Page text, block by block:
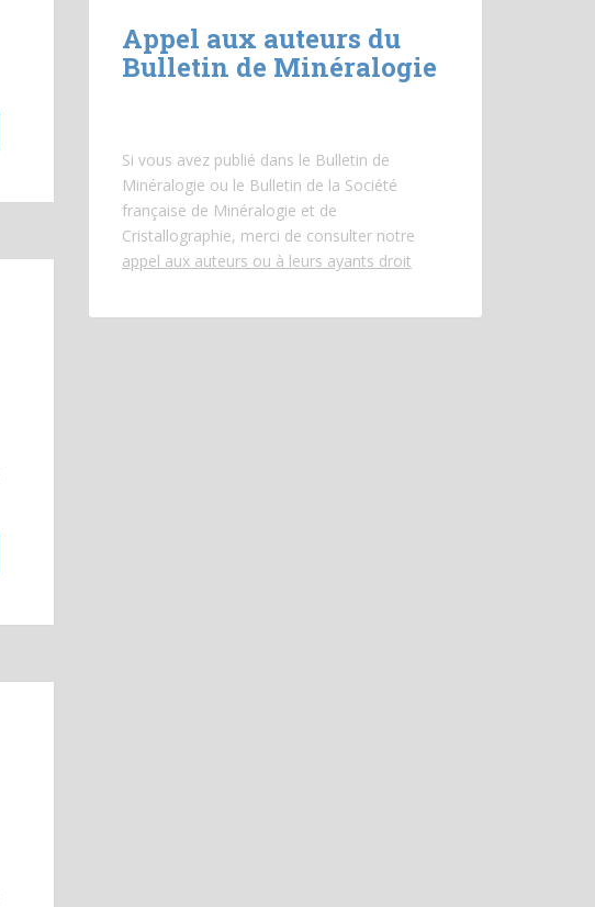
Appel aux auteurs du
Bulletin de Minéralogie
Si vous avez publié dans le Bulletin de
Minéralogie ou le Bulletin de la Société
française de Minéralogie et de
Cristallographie, merci de consulter notre
appel aux auteurs ou à leurs ayants droit